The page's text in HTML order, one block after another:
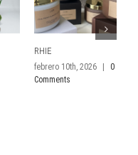
RHIE
febrero 10th, 2026
0
Comments